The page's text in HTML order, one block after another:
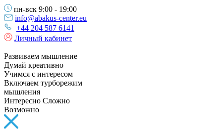
пн-вск 9:00 - 19:00
info@abakus-center.eu
+44 204 587 6141
Личный кабинет
Развиваем мышление
Думай креативно
Учимся с интересом
Включаем турборежим
мышления
Интересно Сложно
Возможно